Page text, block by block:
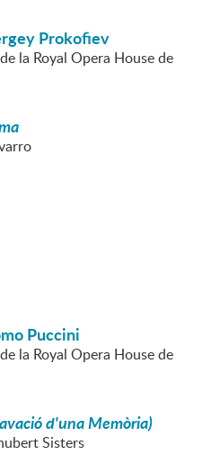
Prokofiev
la Royal Opera House de
Puccini
la Royal Opera House de
d'una Memòria)
Sisters